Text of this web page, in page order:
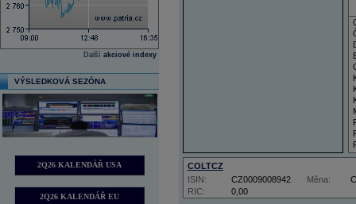
Další akciové indexy
VÝSLEDKOVÁ SEZÓNA
2Q26 KALENDÁŘ USA
2Q26 KALENDÁŘ EU
COLTCZ
RIC: 0,00
ISIN: CZ0009008942 Měna: